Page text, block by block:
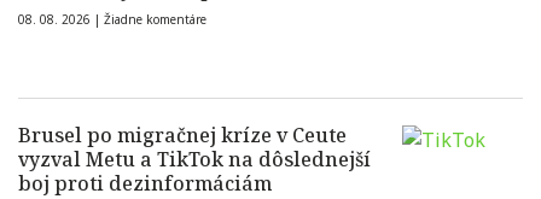
08. 08. 2026 | Žiadne komentáre
Brusel po migračnej kríze v Ceute
vyzval Metu a TikTok na dôslednejší
boj proti dezinformáciám